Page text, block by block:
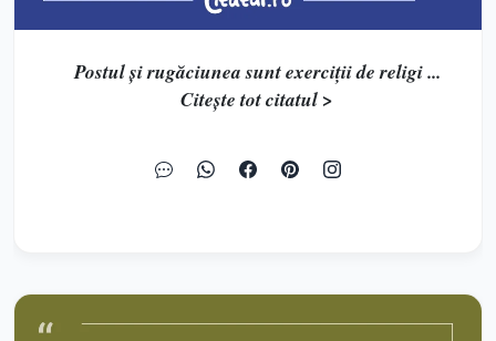
Postul şi rugăciunea sunt exerciţii de religi ...
Citește tot citatul >